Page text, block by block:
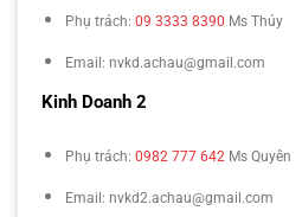
Phụ trách: 09 3333 8390 Ms Thúy
Email: nvkd.achau@gmail.com
Kinh Doanh 2
Phụ trách: 0982 777 642 Ms Quyên
Email: nvkd2.achau@gmail.com